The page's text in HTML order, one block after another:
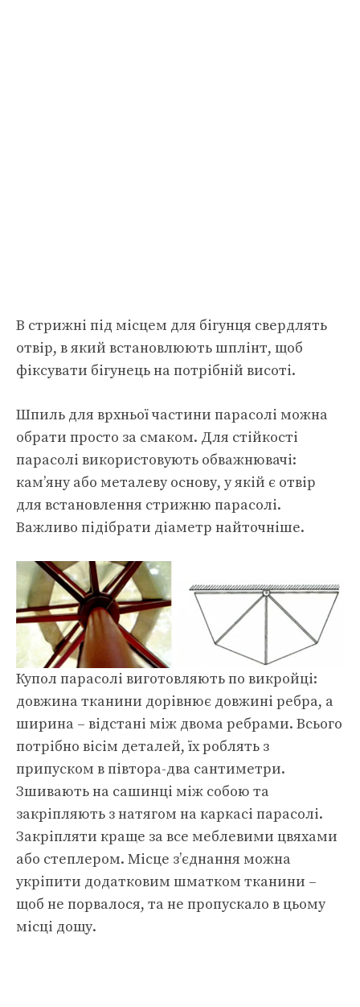
В стрижні під місцем для бігунця свердлять
отвір, в який встановлюють шплінт, щоб
фіксувати бігунець на потрібній висоті.
Шпиль для врхньої частини парасолі можна
обрати просто за смаком. Для стійкості
парасолі використовують обважнювачі:
кам’яну або металеву основу, у якій є отвір
для встановлення стрижню парасолі.
Важливо підібрати діаметр найточніше.
Купол парасолі виготовляють по викройці:
довжина тканини дорівнює довжині ребра, а
ширина – відстані між двома ребрами. Всього
потрібно вісім деталей, їх роблять з
припуском в півтора-два сантиметри.
Зшивають на сашинці між собою та
закріпляють з натягом на каркасі парасолі.
Закріпляти краще за все меблевими цвяхами
або степлером. Місце з’єднання можна
укріпити додатковим шматком тканини –
щоб не порвалося, та не пропускало в цьому
місці дощу.